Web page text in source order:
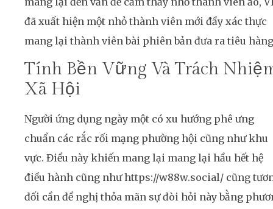
đã xuất hiện một nhỏ thành viên mới đầy xác thực
mang lại thành viên bài phiên bản đưa ra tiêu
Tính Bền Vững Và Trách
Xã Hội
Người ứng dụng ngày một có xu hướng phê ưng
chuẩn các rắc rối mạng phường hội cũng như khu
vực. Điều này khiến mang lại mang lại hầu hết hệ
điều hành cũng như https://w88w.social/ cũng
đối cần đề nghị thỏa mãn sự đòi hỏi này bằng